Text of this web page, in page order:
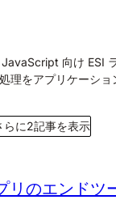
向け ESI
理をアプリケーショ
らに2記事を表示
リのエンドツ